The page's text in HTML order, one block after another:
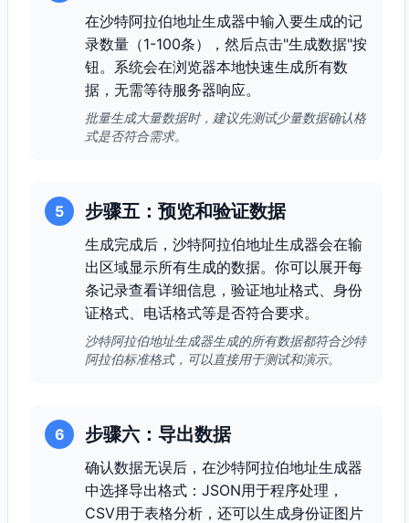
在沙特阿拉伯地址生成器中输入要生成的记
录数量（1-100条），然后点击"生成数据"按
钮。系统会在浏览器本地快速生成所有数
据，无需等待服务器响应。
批量生成大量数据时，建议先测试少量数据确认格
式是否符合需求。
5 步骤五：预览和验证数据
生成完成后，沙特阿拉伯地址生成器会在输
出区域显示所有生成的数据。你可以展开每
条记录查看详细信息，验证地址格式、身份
证格式、电话格式等是否符合要求。
沙特阿拉伯地址生成器生成的所有数据都符合沙特
阿拉伯标准格式，可以直接用于测试和演示。
6 步骤六：导出数据
确认数据无误后，在沙特阿拉伯地址生成器
中选择导出格式：JSON用于程序处理，
CSV用于表格分析，还可以生成身份证图片